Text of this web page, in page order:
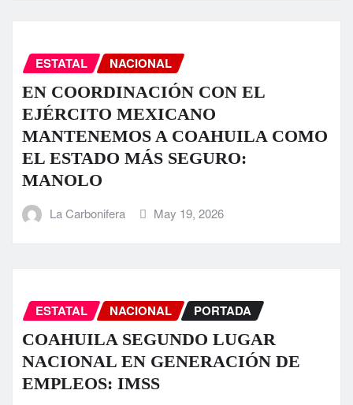
ESTATAL NACIONAL
EN COORDINACIÓN CON EL
EJÉRCITO MEXICANO
MANTENEMOS A COAHUILA COMO
EL ESTADO MÁS SEGURO:
MANOLO
La Carbonifera May 19, 2026
ESTATAL NACIONAL PORTADA
COAHUILA SEGUNDO LUGAR
NACIONAL EN GENERACIÓN DE
EMPLEOS: IMSS